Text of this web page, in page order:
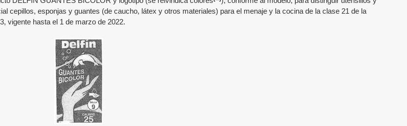
cepillos, esponjas y guantes (de caucho, látex y otros materiales) para el menaje y la cocina de la clase 21 de la
, vigente hasta el 1 de marzo de 2022.